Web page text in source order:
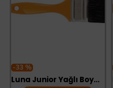
-33 %
Luna Junior Yağlı Boya Fırçası No:2